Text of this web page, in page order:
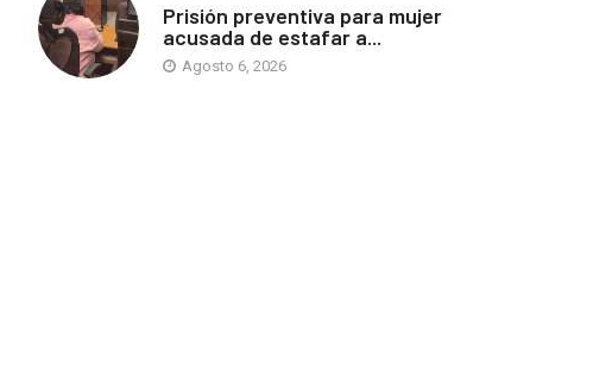
Prisión preventiva para mujer
acusada de estafar a...
Agosto 6, 2026